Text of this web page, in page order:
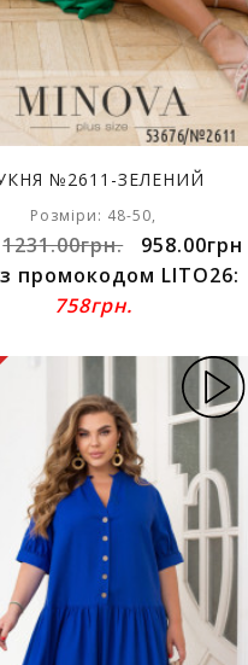
№2611-ЗЕЛЕНИЙ
Розміри: 48-50,
1231.00грн.
958.00грн
промокодом LITO26:
758грн.